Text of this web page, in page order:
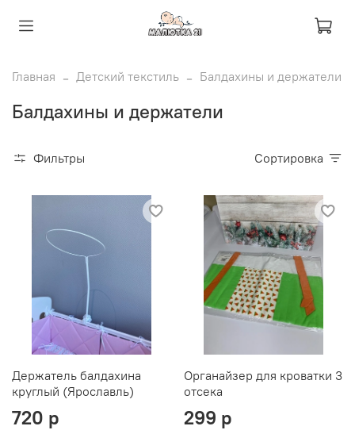
Главная Детский текстиль Балдахины и держатели
Балдахины и держатели
Фильтры Сортировка
Держатель балдахина
круглый (Ярославль)
720 р
Органайзер для кроватки 3
отсека
299 р